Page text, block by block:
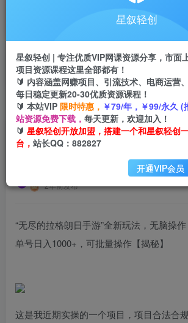
首页 创业课程 会员免费 正文
“无尽的拉格朗日手游”全新玩法，
级教程，单号日入1000+，可批量操
2年前发布
“无尽的拉格朗日手游”全新玩法，无脑操
单号日入1000+，可批量操作【揭秘】
这是我近期实操的一个项目，项目合法合
星叙轻创
星叙轻创 | 专注优质VIP网课资源分享，市面
项目资源课程这里全部都有！
🔰 内容涵盖网赚项目、引流技术、电商运营
每日稳定更新20-30优质资源课程！
🔰 本站VIP 限时特惠， ￥79/年，￥99/永久 (
站资源免费下载， 每天更新，欢迎加入！
🔰 星叙轻创开放加盟，搭建一个和星叙轻创
台， 站长QQ：882827
开通VIP会员